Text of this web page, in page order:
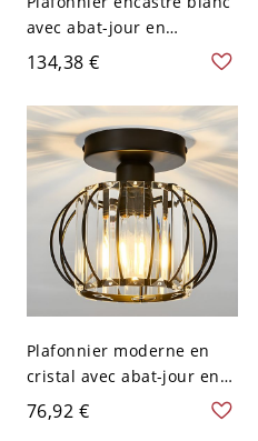
avec abat-jour en
acrylique pour une
utilisation dans une
maison de style moderne
- 110 V-120 V 27,94 cm
Blanc
134,38 €
Plafonnier moderne en
cristal avec abat-jour en
verre clair - Noir 110 V-
120 V Lanterne
76,92 €